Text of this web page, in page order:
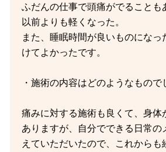
ふだんの仕事で頭痛がでることも
以前よりも軽くなった。
また、睡眠時間が良いものになっ
けてよかったです。
・施術の内容はどのようなもので
痛みに対する施術も良くて、身体
ありますが、自分でできる日常の
えていただいたので、これからも